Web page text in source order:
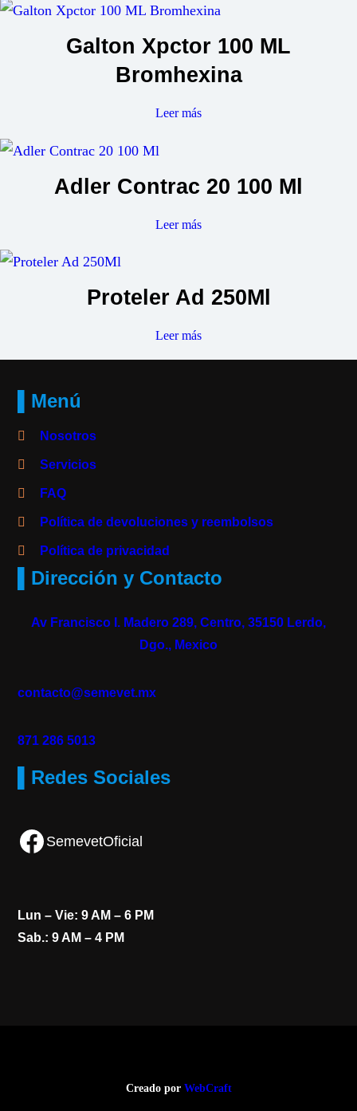
Galton Xpctor 100 ML
Bromhexina
Leer más
Adler Contrac 20 100 Ml
Leer más
Proteler Ad 250Ml
Leer más
▌Menú
Nosotros
Servicios
FAQ
Política de devoluciones y reembolsos
Política de privacidad
▌Dirección y Contacto
Av Francisco I. Madero 289, Centro, 35150 Lerdo,
Dgo., Mexico
contacto@semevet.mx
871 286 5013
▌Redes Sociales
Facebook SemevetOficial
Lun – Vie: 9 AM – 6 PM
Sab.: 9 AM – 4 PM
Creado por WebCraft